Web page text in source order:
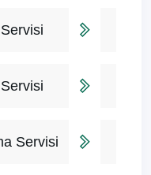
Servisi